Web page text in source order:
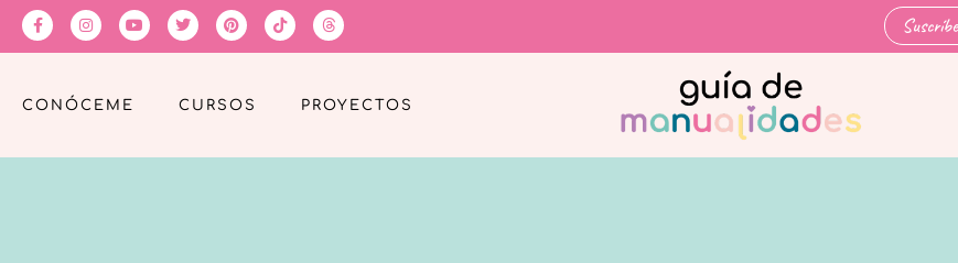
CONÓCEME CURSOS PROYECTOS